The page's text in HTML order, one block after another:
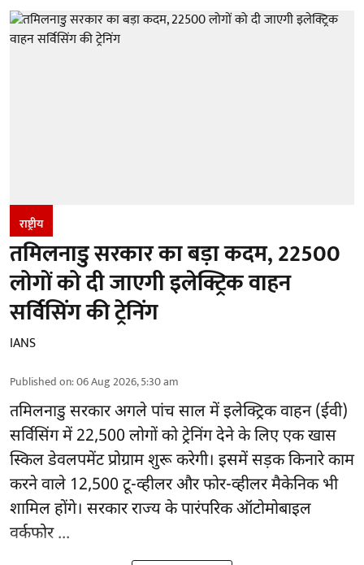
राष्ट्रीय
तमिलनाडु सरकार का बड़ा कदम, 22500
लोगों को दी जाएगी इलेक्ट्रिक वाहन
सर्विसिंग की ट्रेनिंग
IANS
Published on:06 Aug 2026, 5:30 am
तमिलनाडु सरकारअगले पांच साल में इलेक्ट्रिक वाहन (ईवी)
सर्विसिंग में 22,500 लोगों को ट्रेनिंग देने के लिए एक खास
स्किल डेवलपमेंट प्रोग्राम शुरू करेगी। इसमें सड़क किनारे काम
करने वाले 12,500 टू-व्हीलर और फोर-व्हीलर मैकेनिक भी
शामिल होंगे। सरकार राज्य के पारंपरिक ऑटोमोबाइल
वर्कफोर ...